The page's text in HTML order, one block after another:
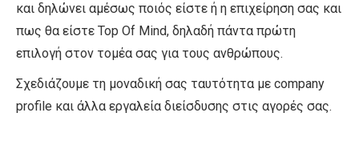
και δηλώνει αμέσως ποιός είστε ή η επιχείρηση σας και
πως θα είστε Top Of Mind, δηλαδή πάντα πρώτη
επιλογή στον τομέα σας για τους ανθρώπους.
Σχεδιάζουμε τη μοναδική σας ταυτότητα με company
profile και άλλα εργαλεία διείσδυσης στις αγορές σας.